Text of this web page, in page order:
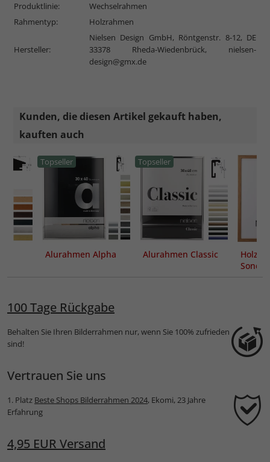
Produktlinie:
Wechselrahmen
Rahmentyp:
Holzrahmen
Hersteller:
Nielsen Design GmbH, Röntgenstr. 8-12, DE
33378 Rheda-Wiedenbrück, nielsen-
design@gmx.de
Kunden, die diesen Artikel gekauft haben,
kauften auch
Topseller
Alurahmen Alpha
Topseller
Alurahmen Classic
100 Tage Rückgabe
Behalten Sie Ihren Bilderrahmen nur, wenn Sie 100% zufrieden
sind!
Vertrauen Sie uns
1. Platz Beste Shops Bilderrahmen 2024, Ekomi, 23 Jahre
Erfahrung
4,95 EUR Versand